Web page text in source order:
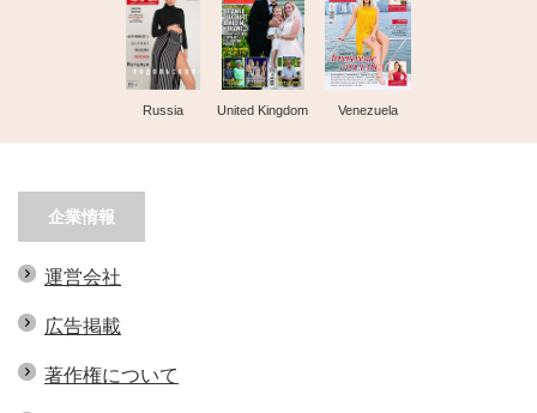
Russia United Kingdom Venezuela
企業情報
運営会社
広告掲載
著作権について